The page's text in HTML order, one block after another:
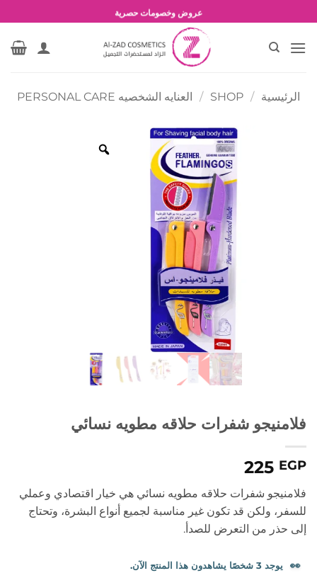
للمحتوى
شحن مجاني للطلبات بقيمة 1500 جنية أو أكثر
عروض وخصومات حصرية
الرئيسية /
SHOP
/ العنايه الشخصيه PERSONAL CARE
فلامنيجو شفرات حلاقه مطويه نسائي
225 EGP
فلامنيجو شفرات حلاقه مطويه نسائي هي خيار اقتصادي وعملي
للسفر، ولكن قد تكون غير مناسبة لجميع أنواع البشرة، وتحتاج
إلى حذر من التعرض للصدأ.
👀 يوجد 3 شخصًا يشاهدون هذا المنتج الآن.